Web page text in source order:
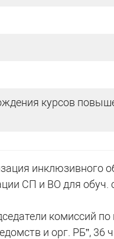
курсов
инклюзивного
СП и ВО для обуч.
комиссий
и орг. РБ”, 36